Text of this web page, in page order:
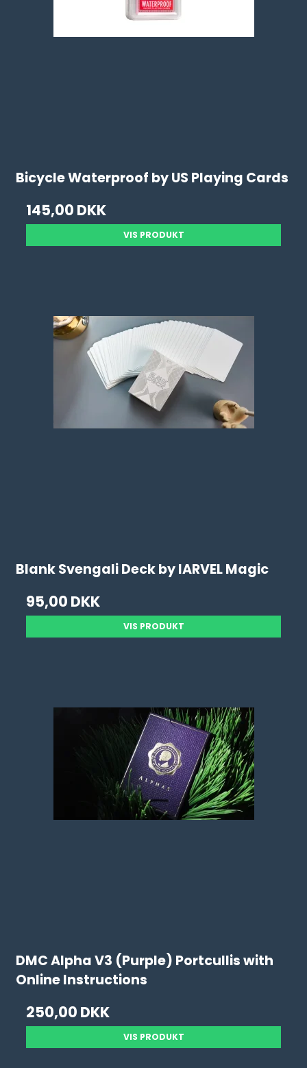
Bicycle Waterproof by US Playing Cards
145,00 DKK
VIS PRODUKT
Blank Svengali Deck by IARVEL Magic
95,00 DKK
VIS PRODUKT
DMC Alpha V3 (Purple) Portcullis with
Online Instructions
250,00 DKK
VIS PRODUKT